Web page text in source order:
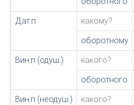
Дат.п какому?
оборотному
Вин.п (одуш.) какого?
оборотного
Вин.п (неодуш.) какого?